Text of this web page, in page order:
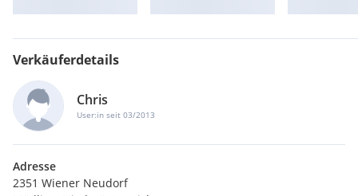
Verkäuferdetails
Chris
User:in seit 03/2013
Adresse
2351 Wiener Neudorf